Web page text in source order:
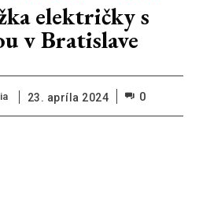
električky s
v Bratislave
23. apríla 2024 0